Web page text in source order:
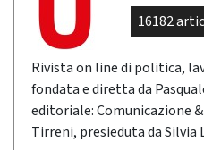
16182
Rivista on line di politica,
fondata e diretta da
editoriale: Comunicazione
Tirreni, presieduta da Silvia